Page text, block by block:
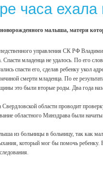
часа
малыша, матери
управления СК РФ
младенца не удалось. По его
спасти его, сделав ребенку укол
смерти младенца. По ее
это были вторые роды. Два года
области проводит
областного Минздрава были
из больницы в больницу, так как
который мог бы помочь ребенку.